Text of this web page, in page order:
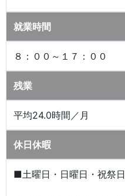
就業時間
８：００～１７：００
残業
平均24.0時間／月
休日休暇
■土曜日・日曜日・祝祭日